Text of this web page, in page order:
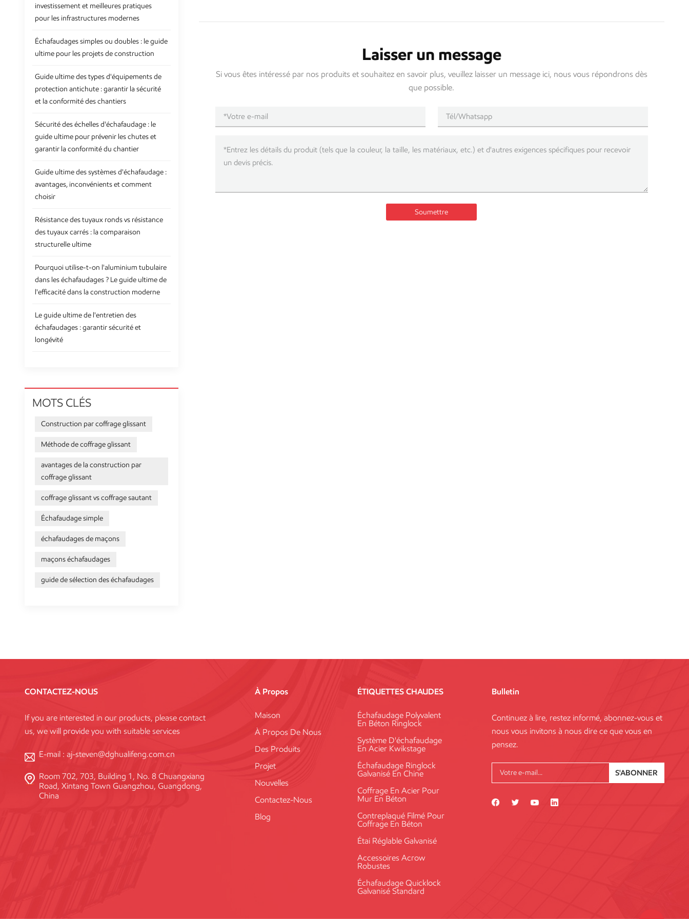
Laisser un message
Si vous êtes intéressé par nos produits et souhaitez en savoir plus, veuillez laisser un message ici, nous vous répondrons dès
que possible.
Soumettre
investissement et meilleures pratiques
pour les infrastructures modernes
Échafaudages simples ou doubles : le guide
ultime pour les projets de construction
Guide ultime des types d'équipements de
protection antichute : garantir la sécurité
et la conformité des chantiers
Sécurité des échelles d'échafaudage : le
guide ultime pour prévenir les chutes et
garantir la conformité du chantier
Guide ultime des systèmes d'échafaudage :
avantages, inconvénients et comment
choisir
Résistance des tuyaux ronds vs résistance
des tuyaux carrés : la comparaison
structurelle ultime
Pourquoi utilise-t-on l'aluminium tubulaire
dans les échafaudages ? Le guide ultime de
l'efficacité dans la construction moderne
Le guide ultime de l'entretien des
échafaudages : garantir sécurité et
longévité
MOTS CLÉS
Construction par coffrage glissant
Méthode de coffrage glissant
avantages de la construction par
coffrage glissant
coffrage glissant vs coffrage sautant
Échafaudage simple
échafaudages de maçons
maçons échafaudages
guide de sélection des échafaudages
CONTACTEZ-NOUS
If you are interested in our products, please contact
us, we will provide you with suitable services
E-mail : aj-steven@dghualifeng.com.cn
Room 702, 703, Building 1, No. 8 Chuangxiang
Road, Xintang Town Guangzhou, Guangdong,
China
À Propos
Maison
À Propos De Nous
Des Produits
Projet
Nouvelles
Contactez-Nous
Blog
ÉTIQUETTES CHAUDES
Échafaudage Polyvalent
En Béton Ringlock
Système D'échafaudage
En Acier Kwikstage
Échafaudage Ringlock
Galvanisé En Chine
Coffrage En Acier Pour
Mur En Béton
Contreplaqué Filmé Pour
Coffrage En Béton
Étai Réglable Galvanisé
Accessoires Acrow
Robustes
Échafaudage Quicklock
Galvanisé Standard
Bulletin
Continuez à lire, restez informé, abonnez-vous et
nous vous invitons à nous dire ce que vous en
pensez.
S'ABONNER